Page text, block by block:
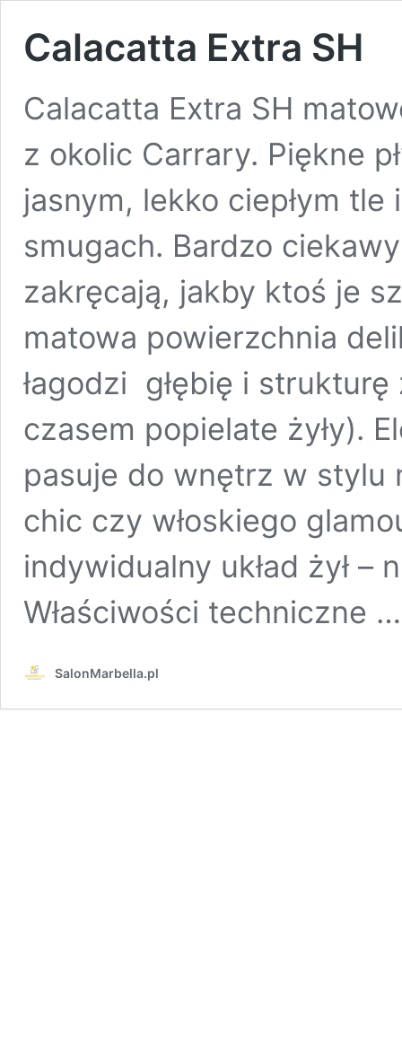
Calacatta Extra SH
Calacatta Extra SH
z okolic Carrary. Piękne
jasnym, lekko ciepłym tle
smugach. Bardzo
zakręcają, jakby ktoś je
matowa powierzchnia
łagodzi głębię i strukturę
czasem popielate żyły).
pasuje do wnętrz w stylu
chic czy włoskiego
indywidualny układ żył –
Właściwości techniczne
SalonMarbella.pl